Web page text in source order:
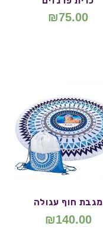
₪75.00
מגבת חוף עגולה
₪140.00